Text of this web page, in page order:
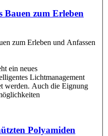
Bauen zum Erleben
ein neues
Lichtmanagement
werden. Auch die Eignung
Polyamiden